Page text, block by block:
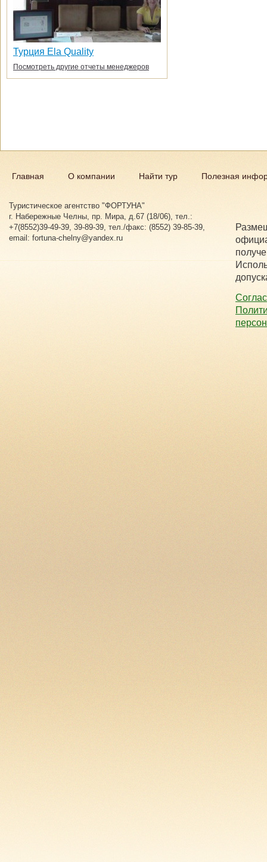
Турция Ela Quality
Посмотреть другие отчеты менеджеров
Главная О компании Найти тур Полезная
Туристическое агентство "ФОРТУНА"
г. Набережные Челны, пр. Мира, д.67 (18/06), тел.:
+7(8552)39-49-39, 39-89-39, тел./факс: (8552) 39-85-39,
email: fortuna-chelny@yandex.ru